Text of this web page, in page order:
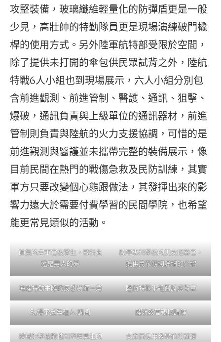
攻堅裝備，玻璃纖維輕量化的防彈盾更是一般
少見，高壯帥的特勤隊員更是現場演練破門橇
桿的使用方式。另外陸軍航特部受限於空間，
除了提供未打開的傘包供民眾試背之外，陸航
特戰6人小組也到現場展示，六人小組分別包
含前進觀測、前進管制、醫護、通訊、狙擊、
爆破，通訊負責與上級單位的通訊器材，前進
管制則負責與陸航的火力支援協調，可惜的是
前進觀測與醫護並未攜帶完整的裝備展示，像
目前民間在熱門的戰傷急救及民防訓練，其實
軍方只要改變個心態跟做法，其發揮出來的影
響力遠大於需要付費學習的民間學院，也希望
能更常見類似的活動。
帥氣的空軍官校學生，飛行永
遠是男人的夢
陸軍專科學校的美女招募官，
提供民眾親切詳細的介紹
海陸特勤中隊的反恐裝備一角 陸航特戰小組醫護兵臂章
現場不乏年輕人˙詢問 陸航教官親切講解
槍械射擊模擬攜引擎輕男生的
火箭筒使用教學值得稱讚